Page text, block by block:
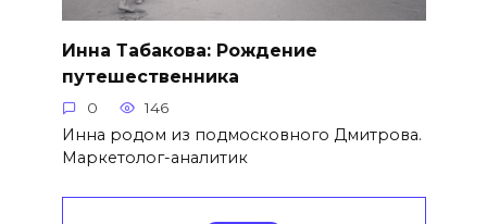
Инна Табакова: Рождение
путешественника
0 146
Инна родом из подмосковного Дмитрова.
Маркетолог-аналитик